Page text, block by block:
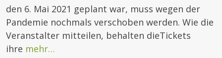
den 6. Mai 2021 geplant war, muss wegen der
Pandemie nochmals verschoben werden. Wie die
Veranstalter mitteilen, behalten dieTickets
ihre mehr…